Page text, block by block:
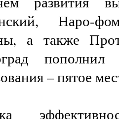
Наро-
а также
– пятое